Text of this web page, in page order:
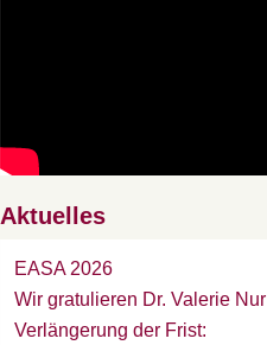
Aktuelles
EASA 2026
Wir gratulieren Dr. Valerie Nur
Verlängerung der Frist: